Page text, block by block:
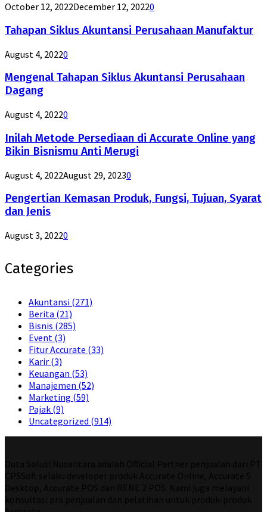
October 12, 2022December 12, 20220
Tahapan Siklus Akuntansi Perusahaan Manufaktur
August 4, 20220
Mengenal Tahapan Siklus Akuntansi Perusahaan
Dagang
August 4, 20220
Inilah Metode Persediaan di Accurate Online yang
Bikin Bisnismu Anti Merugi
August 4, 2022August 29, 20230
Pengertian Kemasan Produk, Fungsi, Tujuan, Syarat
dan Jenis
August 3, 20220
Categories
Akuntansi (271)
Berita (21)
Bisnis (285)
Event (3)
Fitur Accurate (33)
Karir (3)
Keuangan (53)
Manajemen (52)
Marketing (59)
Pajak (9)
Uncategorized (914)